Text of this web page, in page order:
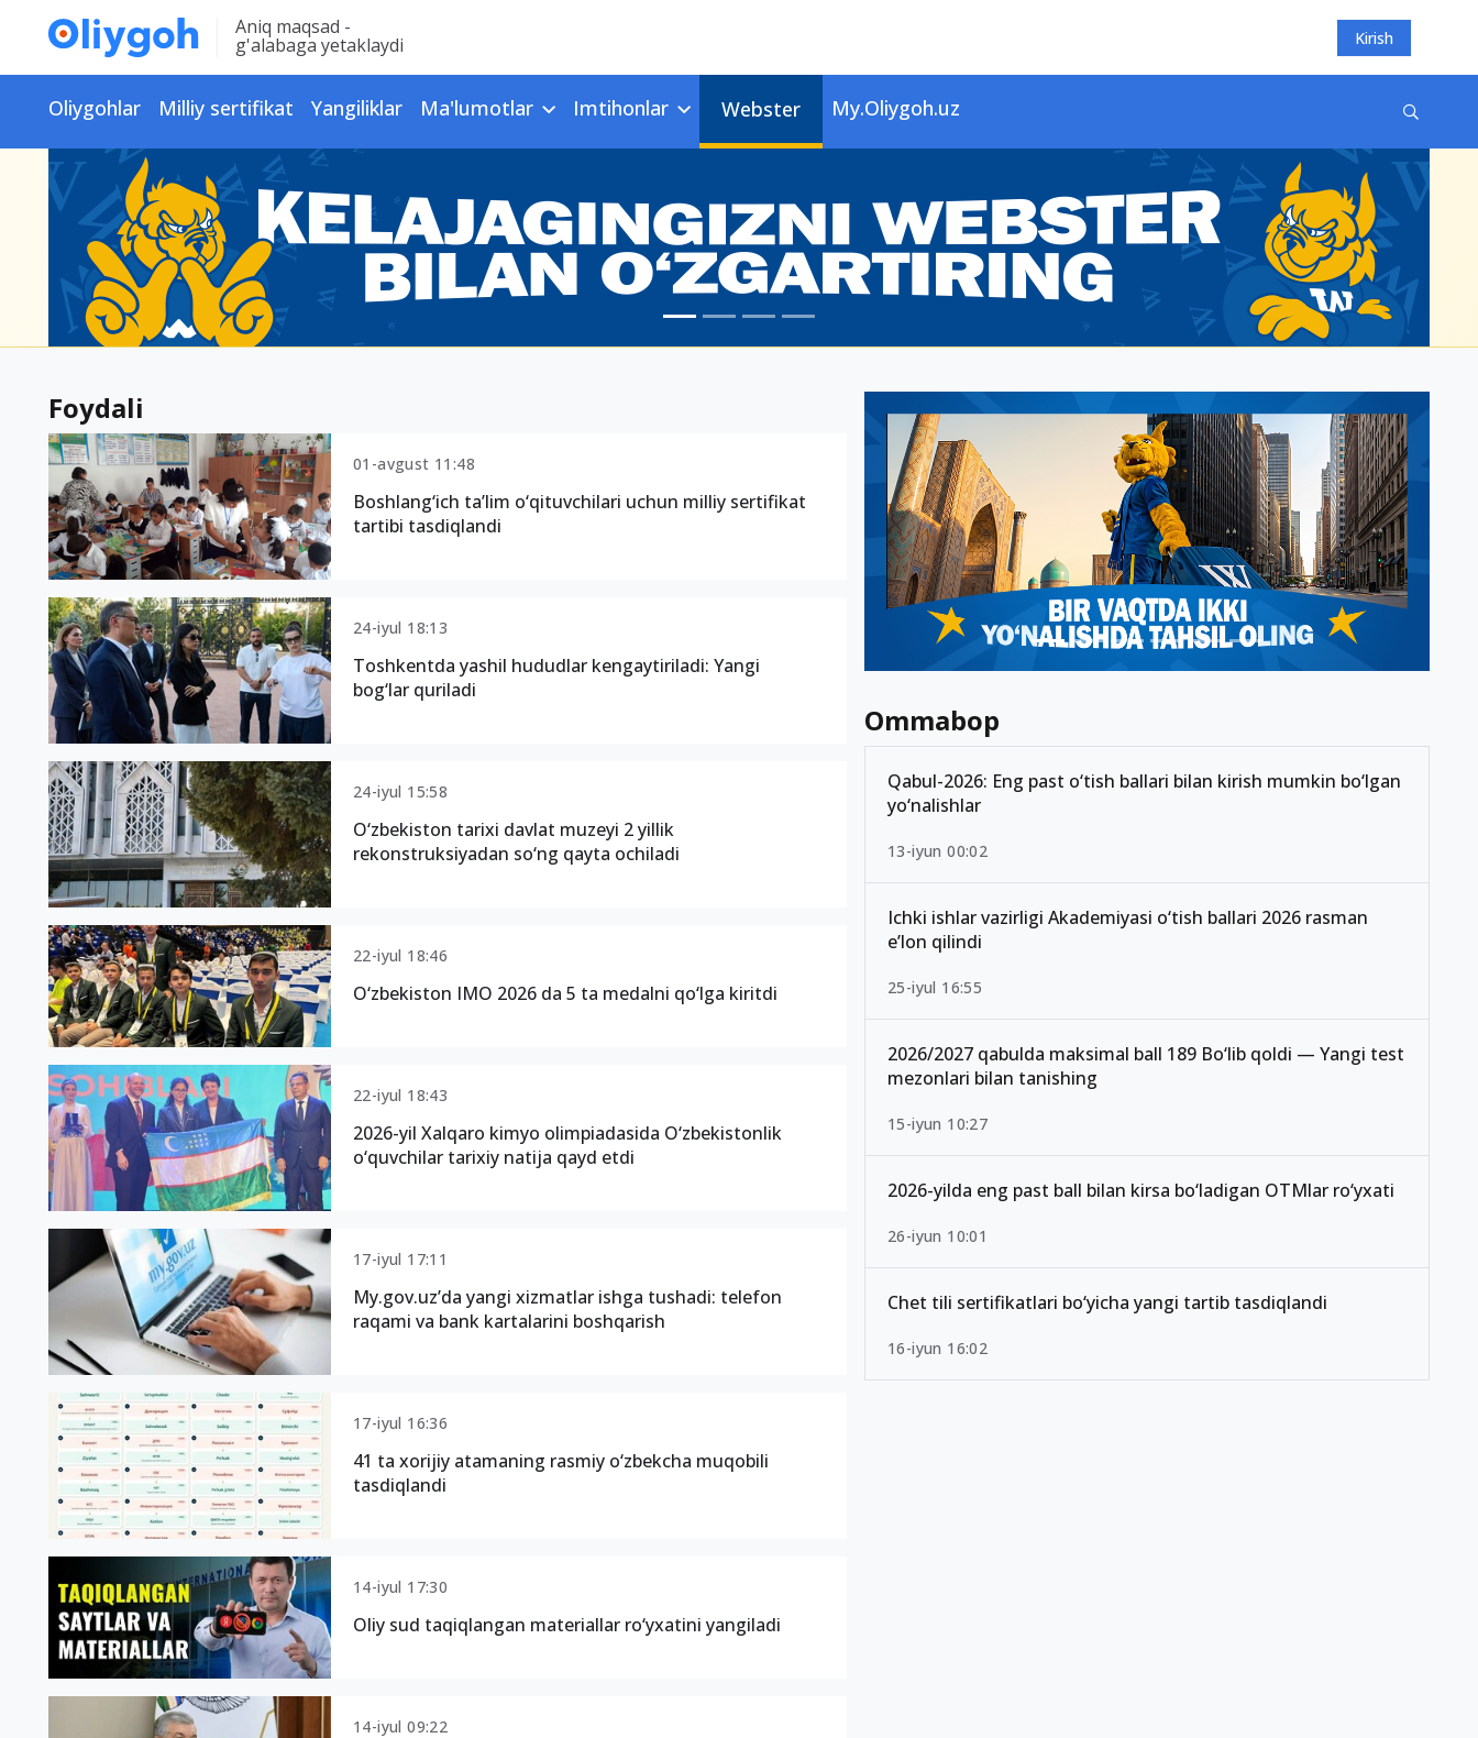
Aniq maqsad -
g'alabaga yetaklaydi Kirish
Oliygohlar Milliy sertifikat Yangiliklar Ma'lumotlar Imtihonlar Webster My.Oliygoh.uz
Foydali
01-avgust 11:48
Boshlang‘ich ta’lim o‘qituvchilari uchun milliy sertifikat
tartibi tasdiqlandi
24-iyul 18:13
Toshkentda yashil hududlar kengaytiriladi: Yangi
bog‘lar quriladi
24-iyul 15:58
O‘zbekiston tarixi davlat muzeyi 2 yillik
rekonstruksiyadan so‘ng qayta ochiladi
22-iyul 18:46
O‘zbekiston IMO 2026 da 5 ta medalni qo‘lga kiritdi
22-iyul 18:43
2026-yil Xalqaro kimyo olimpiadasida O‘zbekistonlik
o‘quvchilar tarixiy natija qayd etdi
17-iyul 17:11
My.gov.uz’da yangi xizmatlar ishga tushadi: telefon
raqami va bank kartalarini boshqarish
17-iyul 16:36
41 ta xorijiy atamaning rasmiy o‘zbekcha muqobili
tasdiqlandi
14-iyul 17:30
Oliy sud taqiqlangan materiallar ro‘yxatini yangiladi
14-iyul 09:22
Ommabop
Qabul-2026: Eng past o‘tish ballari bilan kirish mumkin bo‘lgan
yo‘nalishlar
13-iyun 00:02
Ichki ishlar vazirligi Akademiyasi o‘tish ballari 2026 rasman
e’lon qilindi
25-iyul 16:55
2026/2027 qabulda maksimal ball 189 Bo‘lib qoldi — Yangi test
mezonlari bilan tanishing
15-iyun 10:27
2026-yilda eng past ball bilan kirsa bo‘ladigan OTMlar ro‘yxati
26-iyun 10:01
Chet tili sertifikatlari bo‘yicha yangi tartib tasdiqlandi
16-iyun 16:02